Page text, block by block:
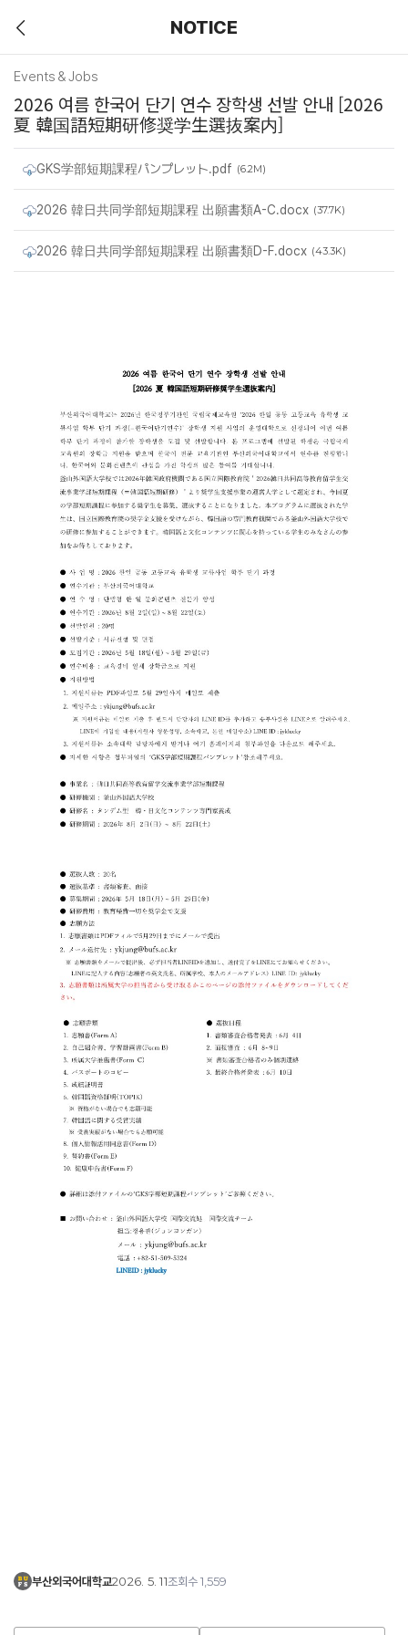
NOTICE
Events＆Jobs
2026 여름 한국어 단기 연수 장학생 선발 안내 [2026
夏 韓国語短期研修奨学生選抜案内]
GKS学部短期課程パンプレット.pdf (6.2M)
2026 韓日共同学部短期課程 出願書類A-C.docx (37.7K)
2026 韓日共同学部短期課程 出願書類D-F.docx (43.3K)
부산외국어대학교2026. 5. 11조회수 1,559